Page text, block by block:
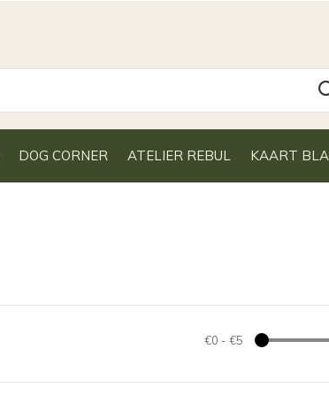
DOG CORNER ATELIER REBUL KAART
€0 - €5